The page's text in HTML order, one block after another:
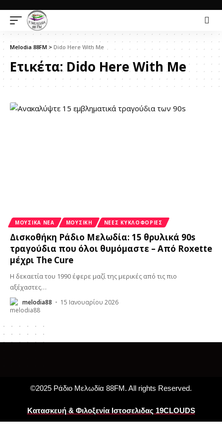
Melodia 88FM > Dido Here With Me
Ετικέτα: Dido Here With Me
ΜΟΥΣΙΚΆ ΝΈΑ ΜΟΥΣΙΚΗ ΝΈΕΣ ΚΥΚΛΟΦΟΡΊΕΣ
Δισκοθήκη Ράδιο Μελωδία: 15 θρυλικά 90s
τραγούδια που όλοι θυμόμαστε – Από Roxette
μέχρι The Cure
Η δεκαετία του 1990 έφερε μαζί της μερικές από τις πιο
αξέχαστες…
melodia88 15 Ιανουαρίου 2026
©2025 Ράδιο Μελωδία 88FM. All rights Reserved.
Κατασκευή & Φιλοξενία Ιστοσελιδας 19CLOUDS